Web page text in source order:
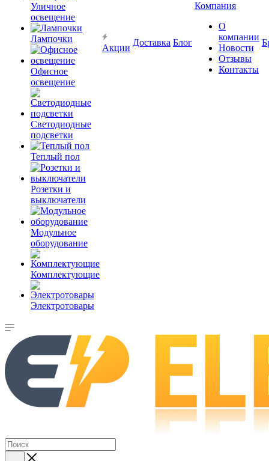
Уличное
освещение
Лампочки
Офисное
освещение
Светодиодные
подсветки
Теплый пол
Розетки и
выключатели
Модульное
оборудование
Комплектующие
Электротовары
Акции
Доставка Блог
Компания
О
компании
Новости
Отзывы
Контакты